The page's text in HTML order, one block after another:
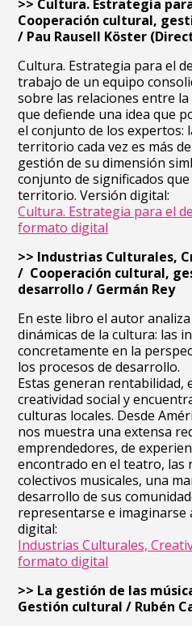
>> Cultura. Estrategia
Cooperación cultural,
/ Pau Rausell Köster
Cultura. Estrategia para el
trabajo de un equipo
sobre las relaciones entre
que defiende una idea que
el conjunto de los expertos:
territorio cada vez es más
gestión de su dimensión
conjunto de significados
territorio.Versión digital:
Cultura. Estrategia para el
formato digital
>> Industrias Culturales,
/ Cooperación cultural,
desarrollo / Germán Rey
En este libro el autor
dinámicas de la cultura: las
concretamente en la
los procesos de desarrollo.
Estas generan rentabilidad,
creatividad social y
culturas locales. Desde
nos muestra una extensa
emprendedores, de
encontrado en el teatro, las
colectivos musicales, una
desarrollo de sus
representarse e imaginarse
digital:
Industrias Culturales,
formato digital
>> La gestión de las
Gestión cultural / Rubén